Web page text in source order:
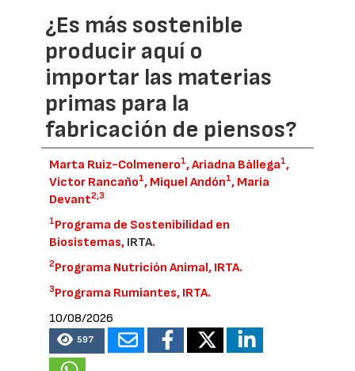
¿Es más sostenible
producir aquí o
importar las materias
primas para la
fabricación de piensos?
Marta Ruiz-Colmenero1, Ariadna Bàllega1,
Victor Rancaño1, Miquel Andón1, Maria
Devant2,3
1Programa de Sostenibilidad en
Biosistemas, IRTA.
2Programa Nutrición Animal, IRTA.
3Programa Rumiantes, IRTA.
10/08/2026
597